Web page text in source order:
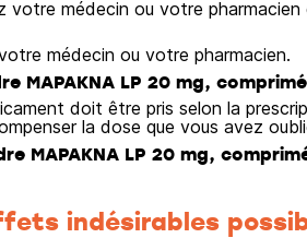
votre médecin ou votre
médecin ou votre pharmacien.
MAPAKNA LP 20 mg,
doit être pris selon la
la dose que vous avez
MAPAKNA LP 20 mg,
indésirables